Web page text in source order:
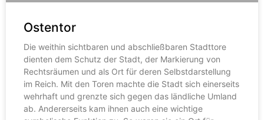
Ostentor
Die weithin sichtbaren und abschließbaren Stadttore
dienten dem Schutz der Stadt, der Markierung von
Rechtsräumen und als Ort für deren Selbstdarstellung
im Reich. Mit den Toren machte die Stadt sich einerseits
wehrhaft und grenzte sich gegen das ländliche Umland
ab. Andererseits kam ihnen auch eine wichtige